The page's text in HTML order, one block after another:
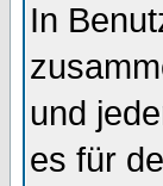
In
und
es für